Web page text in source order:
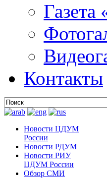
Газета
Контакты
Новости ЦДУМ
России
Новости РДУМ
Новости РИУ
ЦДУМ России
Обзор СМИ